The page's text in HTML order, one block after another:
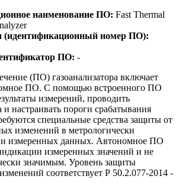
наименование ПО: Fast Thermal
(идентификационный номер ПО):
ПО: -
(ПО) газоанализатора включает
ПО. С помощью встроенного ПО
измерений, проводить
настраивать пороги срабатывания
специальные средства защиты от
изменений в метрологически
измеренных данных. Автономное ПО
измеренных значений и не
значимым. Уровень защиты
соответствует Р 50.2.077-2014 -